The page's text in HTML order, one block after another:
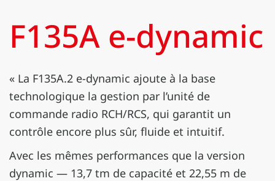
F135A e-dynamic
« La F135A.2 e-dynamic ajoute à la base
technologique la gestion par l’unité de
commande radio RCH/RCS, qui garantit un
contrôle encore plus sûr, fluide et intuitif.
Avec les mêmes performances que la version
dynamic — 13,7 tm de capacité et 22,55 m de